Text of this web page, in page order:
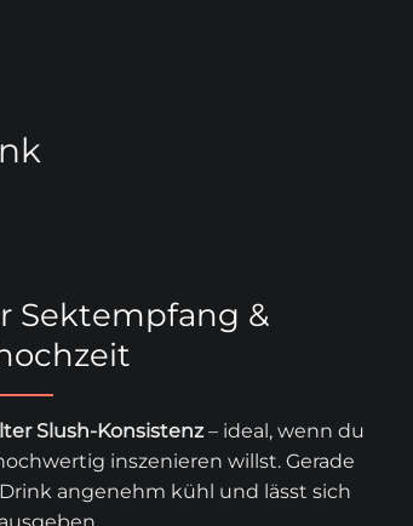
Sektempfang &
Slush-Konsistenz– ideal, wenn du
inszenieren willst. Gerade
angenehm kühl und lässt sich